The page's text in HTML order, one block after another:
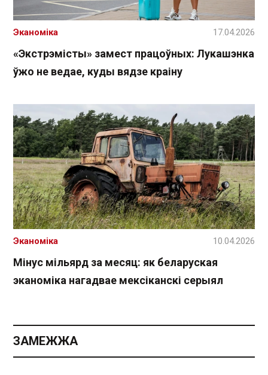
«Экстрэмісты» замест працоўных: Лукашэнка
ўжо не ведае, куды вядзе краіну
Эканоміка 17.04.2026
Мінус мільярд за месяц: як беларуская
эканоміка нагадвае мексіканскі серыял
Эканоміка 10.04.2026
ЗАМЕЖЖА